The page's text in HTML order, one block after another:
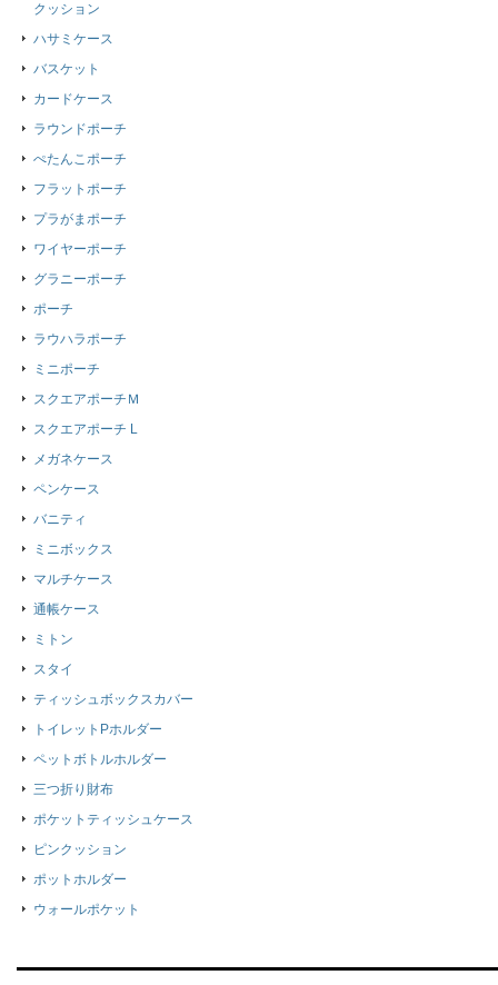
クッション
ハサミケース
バスケット
カードケース
ラウンドポーチ
ぺたんこポーチ
フラットポーチ
プラがまポーチ
ワイヤーポーチ
グラニーポーチ
ポーチ
ラウハラポーチ
ミニポーチ
スクエアポーチＭ
スクエアポーチ L
メガネケース
ペンケース
バニティ
ミニボックス
マルチケース
通帳ケース
ミトン
スタイ
ティッシュボックスカバー
トイレットPホルダー
ペットボトルホルダー
三つ折り財布
ポケットティッシュケース
ピンクッション
ポットホルダー
ウォールポケット